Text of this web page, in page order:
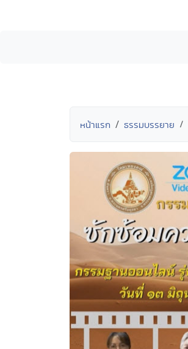
หน้าแรก ธรรมบรรยาย